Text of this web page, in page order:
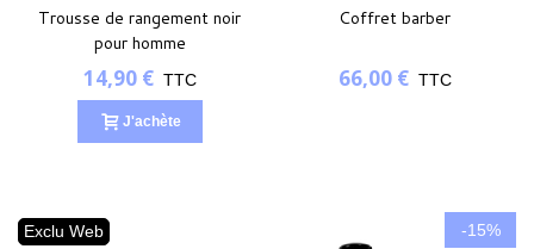
Trousse de rangement noir
pour homme
14,90 € TTC
J'achète
Coffret barber
66,00 € TTC
Exclu Web -15%